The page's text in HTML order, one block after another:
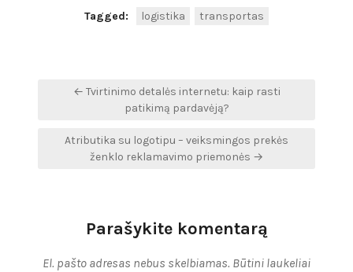
Tagged: logistika transportas
Navigacija
← Tvirtinimo detalės internetu: kaip rasti
patikimą pardavėją?
Atributika su logotipu – veiksmingos prekės
ženklo reklamavimo priemonės →
Parašykite komentarą
El. pašto adresas nebus skelbiamas. Būtini laukeliai